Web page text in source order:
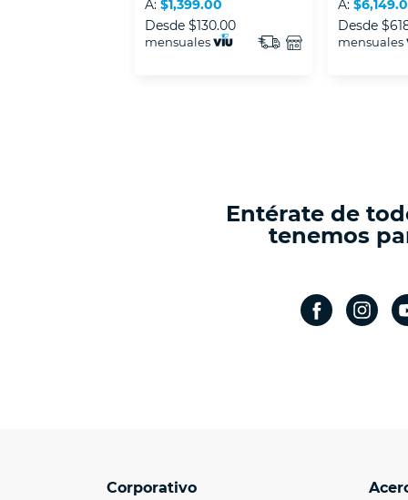
A: $1,399.00
Desde $130.00
mensuales
A:
Desde
mensuales
Entérate de
tenemos
Corporativo